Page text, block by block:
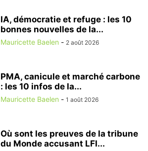
IA, démocratie et refuge : les 10
bonnes nouvelles de la...
Mauricette Baelen - 2 août 2026
PMA, canicule et marché carbone
: les 10 infos de la...
Mauricette Baelen - 1 août 2026
Où sont les preuves de la tribune
du Monde accusant LFI...